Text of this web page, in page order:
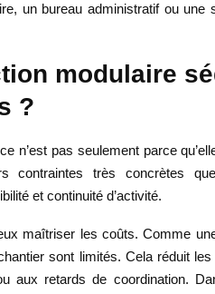
un bureau administratif ou une
modulaire
?
n’est pas seulement parce
contraintes très concrètes
et continuité d’activité.
maîtriser les coûts. Comme
sont limités. Cela réduit
aux retards de coordination.